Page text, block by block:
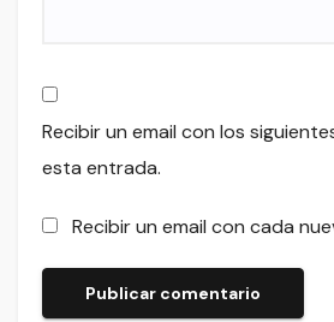
Recibir un email con los
esta entrada.
Recibir un email con cada